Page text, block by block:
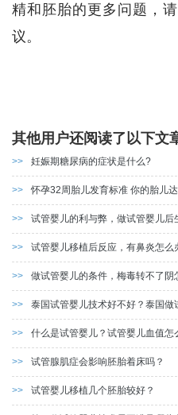
精和胚胎的更多问题，
议。
其他用户还阅读了以下文
>> 妊娠期糖尿病的症状是什么?
>> 怀孕32周胎儿发育标准 你的胎儿
>> 试管婴儿的利与弊，做试管婴儿后
>> 试管婴儿移植后反应，有鼻炎怎么
>> 做试管婴儿的条件，梅毒转不了阴
>> 泰国试管婴儿技术好不好？泰国做
>> 什么是试管婴儿？试管婴儿血值怎
>> 试管腺肌症会影响胚胎着床吗？
>> 试管婴儿移植几个胚胎较好？